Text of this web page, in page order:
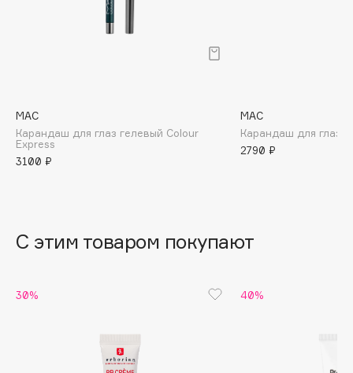
Banderas
Basicare
Batiste
beautyblender
Beverly Hills Polo Club
MAC
Карандаш для глаз гелевый Colour
Express
3100 ₽
MAC
Карандаш для глаз
2790 ₽
С этим товаром покупают
30% 40%